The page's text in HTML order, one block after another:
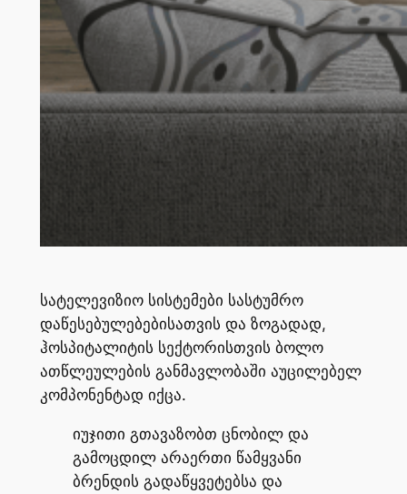
სატელევიზიო სისტემები სასტუმრო
დაწესებულებებისათვის და ზოგადად,
ჰოსპიტალიტის სექტორისთვის ბოლო
ათწლეულების განმავლობაში აუცილებელ
კომპონენტად იქცა.
იუჯითი გთავაზობთ ცნობილ და
გამოცდილ არაერთი წამყვანი
ბრენდის გადაწყვეტებსა და